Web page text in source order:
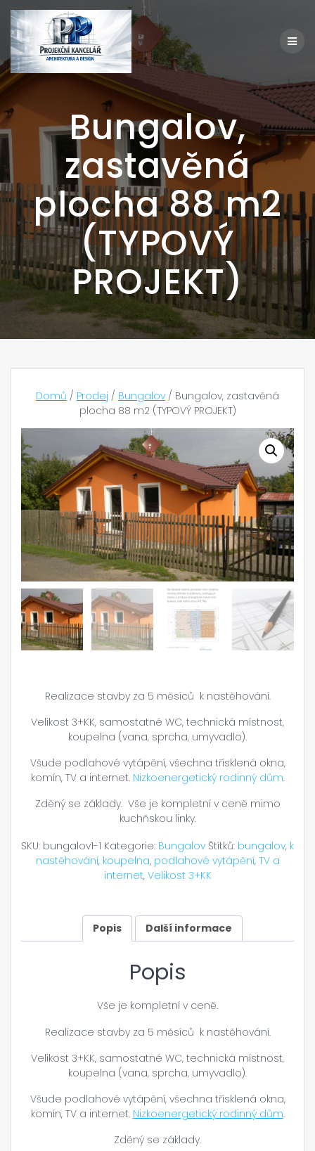
na
obsah
Bungalov,
zastavěná
plocha 88 m2
(TYPOVÝ
PROJEKT)
Domů / Prodej / Bungalov / Bungalov, zastavěná
plocha 88 m2 (TYPOVÝ PROJEKT)
Realizace stavby za 5 měsíců k nastěhování.
Velikost 3+KK, samostatné WC, technická místnost,
koupelna (vana, sprcha, umyvadlo).
Všude podlahové vytápění, všechna třísklená okna,
komín, TV a internet. Nizkoenergetický rodinný dům.
Zděný se základy. Vše je kompletní v ceně mimo
kuchňskou linky.
SKU: bungalov1-1 Kategorie: Bungalov Štítků: bungalov, k
nastěhování, koupelna, podlahové vytápění, TV a
internet, Velikost 3+KK
Popis Další informace
Popis
Vše je kompletní v ceně.
Realizace stavby za 5 měsíců k nastěhování.
Velikost 3+KK, samostatné WC, technická místnost,
koupelna (vana, sprcha, umyvadlo).
Všude podlahové vytápění, všechna třísklená okna,
komín, TV a internet. Nizkoenergetický rodinný dům.
Zděný se základy.